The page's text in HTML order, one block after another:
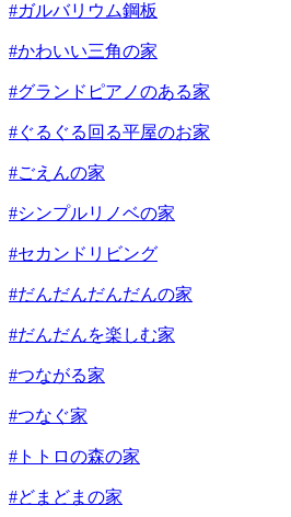
#ガルバリウム鋼板
#かわいい三角の家
#グランドピアノのある家
#ぐるぐる回る平屋のお家
#ごえんの家
#シンプルリノベの家
#セカンドリビング
#だんだんだんだんの家
#だんだんを楽しむ家
#つながる家
#つなぐ家
#トトロの森の家
#どまどまの家